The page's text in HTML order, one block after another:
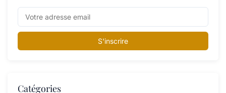
S'inscrire
Catégories